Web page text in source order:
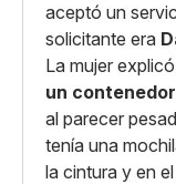
aceptó un
solicitante era
La mujer
un
al parecer
tenía una
la cintura y en